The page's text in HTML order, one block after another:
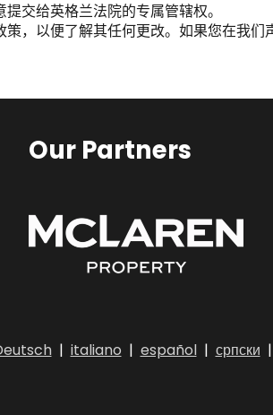
交给英格兰法院的专属管辖权。
，以便了解其任何更改。如果您在我
Our Partners
| italiano | español| српски |